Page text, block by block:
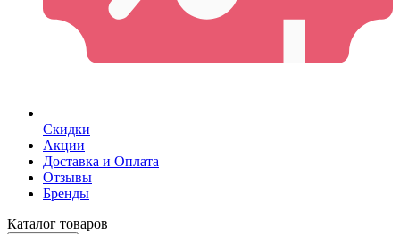
Скидки
Акции
Доставка и Оплата
Отзывы
Бренды
Каталог товаров